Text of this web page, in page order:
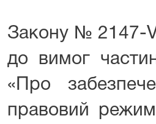
Закону № 2147-
до вимог
«Про
правовий режим